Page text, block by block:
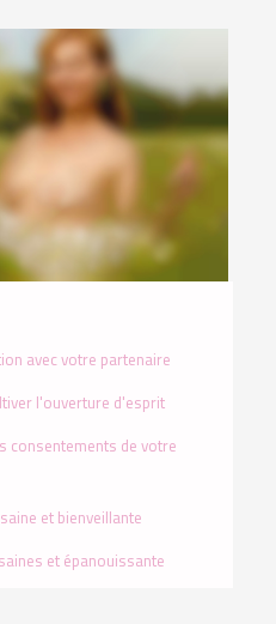
avec votre partenaire
l'ouverture d'esprit
consentements de votre
et bienveillante
et épanouissante